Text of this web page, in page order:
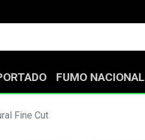
FUMO NACIONAL
Fine Cut